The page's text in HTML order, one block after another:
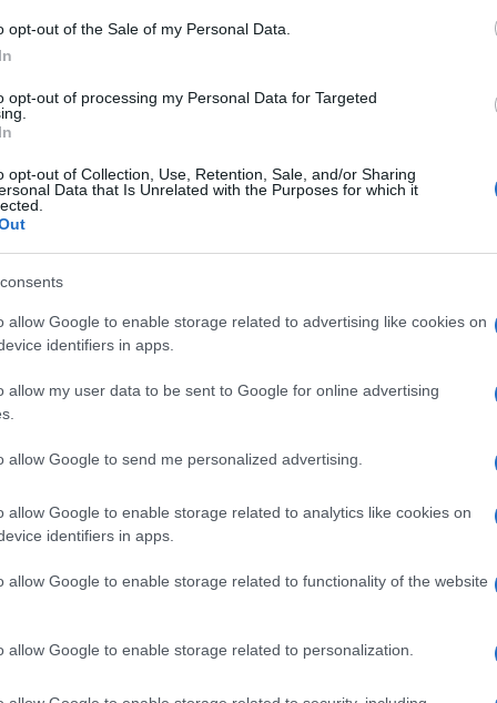
opt-out of the Sale of my Personal Data.
opt-out of processing my Personal Data for Targeted
opt-out of Collection, Use, Retention, Sale, and/or Sharing
Data that Is Unrelated with the Purposes for which it
allow Google to enable storage related to advertising like cookies on
identifiers in apps.
allow my user data to be sent to Google for online advertising
allow Google to send me personalized advertising.
allow Google to enable storage related to analytics like cookies on
identifiers in apps.
allow Google to enable storage related to functionality of the website
allow Google to enable storage related to personalization.
αυτές δημιουργούν ερωτήματα σχετικά με
ότι το Πατρινό Καρναβάλι συγκεντρώνει
η μηνιγγίτιδα από μηνιγγιτιδόκοκκο και πώς
μηνιγγίτιδα είναι μια σοβαρή, αν
να απειλήσει τη ζωή. Προκαλείται από το βακτήριο
–τις μεμβράνες που περιβάλλουν τον εγκέφαλο
της νόσου γίνεται κυρίως μέσω στενής
σύστημα, σάλιου, φιλιών ή κοινής χρήσης
ότι οι φορείς του μικροβίου μπορεί να μην